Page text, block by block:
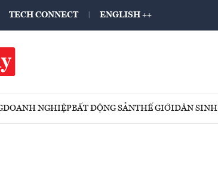
TECH CONNECT ENGLISH ++
DOANH NGHIỆPBẤT ĐỘNG SẢNTHẾ GIỚIDÂN SINH